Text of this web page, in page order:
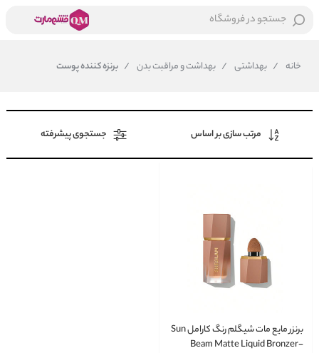
جستجو در فروشگاه
خانه / بهداشتی / بهداشت و مراقبت بدن / برنزه کننده پوست
مرتب سازی بر اساس جستجوی پیشرفته
برنزر مایع مات شیگلم رنگ کارامل Sun
Beam Matte Liquid Bronzer-